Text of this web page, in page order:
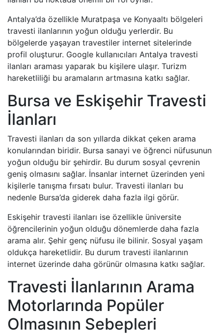
Antalya’da özellikle Muratpaşa ve Konyaaltı bölgeleri
travesti ilanlarının yoğun olduğu yerlerdir. Bu
bölgelerde yaşayan travestiler internet sitelerinde
profil oluşturur. Google kullanıcıları Antalya travesti
ilanları araması yaparak bu kişilere ulaşır. Turizm
hareketliliği bu aramaların artmasına katkı sağlar.
Bursa ve Eskişehir Travesti
İlanları
Travesti ilanları da son yıllarda dikkat çeken arama
konularından biridir. Bursa sanayi ve öğrenci nüfusunun
yoğun olduğu bir şehirdir. Bu durum sosyal çevrenin
geniş olmasını sağlar. İnsanlar internet üzerinden yeni
kişilerle tanışma fırsatı bulur. Travesti ilanları bu
nedenle Bursa’da giderek daha fazla ilgi görür.
Eskişehir travesti ilanları ise özellikle üniversite
öğrencilerinin yoğun olduğu dönemlerde daha fazla
arama alır. Şehir genç nüfusu ile bilinir. Sosyal yaşam
oldukça hareketlidir. Bu durum travesti ilanlarının
internet üzerinde daha görünür olmasına katkı sağlar.
Travesti İlanlarının Arama
Motorlarında Popüler
Olmasının Sebepleri